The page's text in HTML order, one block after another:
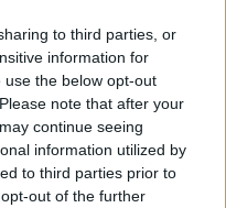
to third parties, or
information for
the below opt-out
note that after your
continue seeing
information utilized by
to third parties prior to
out of the further